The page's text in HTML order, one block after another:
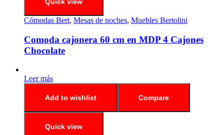
Cómodas Bert, Mesas de noches, Muebles Bertolini
Comoda cajonera 60 cm en MDP 4 Cajones
Chocolate
Leer más
Add to wishlist Compare
Quick view